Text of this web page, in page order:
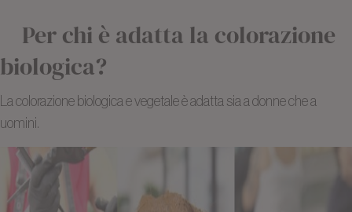
Per chi è adatta la colorazione
biologica?
La colorazione biologica e vegetale è adatta sia a donne che a
uomini.